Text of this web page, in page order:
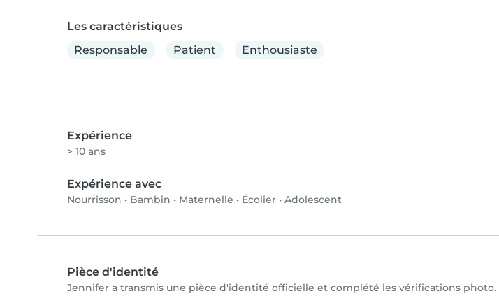
Les caractéristiques
Responsable
Patient Enthousiaste
Expérience
> 10 ans
Expérience avec
Nourrisson • Bambin • Maternelle • Écolier • Adolescent
Pièce d'identité
Jennifer a transmis une pièce d'identité officielle et complété les vérifications photo.